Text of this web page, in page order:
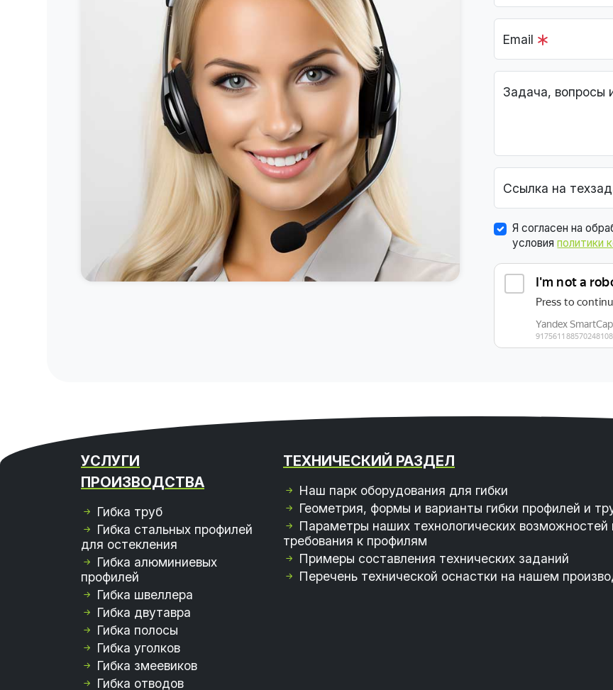
Email
Задача, вопросы
Ссылка на
Я согласен на
условияполитики
УСЛУГИ
ПРОИЗВОДСТВА
Гибка труб
Гибка стальных профилей
для остекления
Гибка алюминиевых
профилей
Гибка швеллера
Гибка двутавра
Гибка полосы
Гибка уголков
Гибка змеевиков
Гибка отводов
ТЕХНИЧЕСКИЙ РАЗДЕЛ
Наш парк оборудования для гибки
Геометрия, формы и варианты гибки профилей и
Параметры наших технологических возможностей
требования к профилям
Примеры составления технических заданий
Перечень технической оснастки на нашем